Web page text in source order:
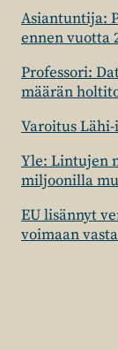
Asiantuntija:
ennen vuotta
Professori:
määrän
Varoitus
Yle: Lintujen
miljoonilla
EU lisännyt
voimaan